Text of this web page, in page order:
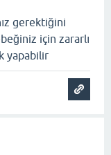
gerektiğini
için zararlı
yapabilir